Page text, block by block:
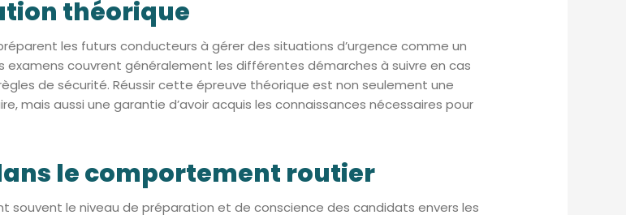
théorique
les futurs conducteurs à gérer des situations d’urgence comme un
couvrent généralement les différentes démarches à suivre en cas
de sécurité. Réussir cette épreuve théorique est non seulement une
mais aussi une garantie d’avoir acquis les connaissances nécessaires pour
le comportement routier
souvent le niveau de préparation et de conscience des candidats envers les